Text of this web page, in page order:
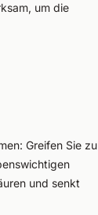
um die
Greifen Sie zu
und senkt